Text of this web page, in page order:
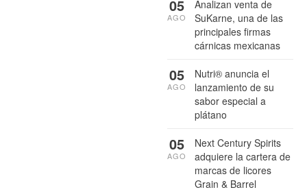
Analizan venta de
SuKarne, una de las
principales firmas
cárnicas mexicanas
05
AGO
Nutri® anuncia el
lanzamiento de su
sabor especial a
plátano
05
AGO
Next Century Spirits
adquiere la cartera de
marcas de licores
Grain & Barrel
05
AGO